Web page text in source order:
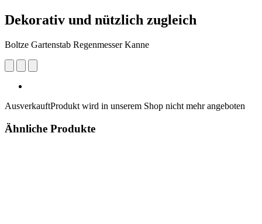
Dekorativ und nützlich zugleich
Boltze Gartenstab Regenmesser Kanne
AusverkauftProdukt wird in unserem Shop nicht mehr angeboten
Ähnliche Produkte